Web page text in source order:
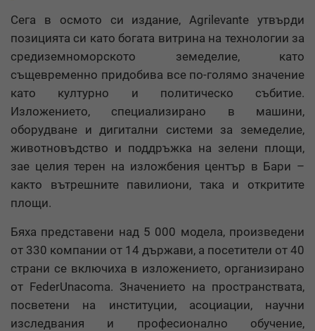
Сега в осмото си издание, Agrilevante утвърди
позицията си като богата витрина на технологии за
средиземноморското земеделие, като
същевременно придобива все по-голямо значение
като културно и политическо събитие.
Изложението, специализирано в машини,
оборудване и дигитални системи за земеделие,
животновъдство и поддръжка на зелени площи,
зае целия терен на изложбения център в Бари –
както вътрешните павилиони, така и откритите
площи.
Бяха представени над 5 000 модела, произведени
от 330 компании от 14 държави, а посетители от 40
страни се включиха в изложението, организирано
от FederUnacoma. Значението на пространствата,
посветени на институции, асоциации, научни
изследвания и професионално обучение,